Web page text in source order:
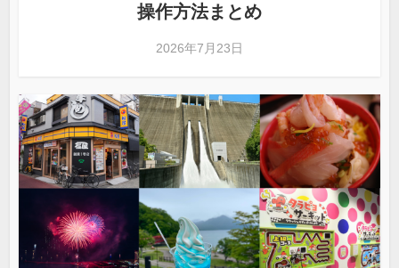
操作方法まとめ
2026年7月23日